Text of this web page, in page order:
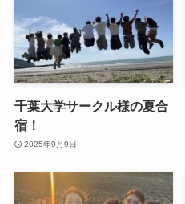
千葉大学サークル様の夏合
宿！
2025年9月9日